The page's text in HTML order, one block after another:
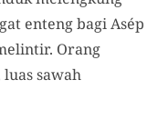
enteng bagi Asép
Orang
sawah